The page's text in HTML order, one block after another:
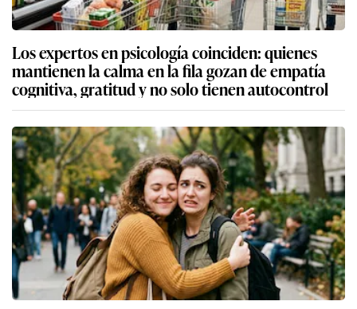
Los expertos en psicología coinciden: quienes
mantienen la calma en la fila gozan de empatía
cognitiva, gratitud y no solo tienen autocontrol